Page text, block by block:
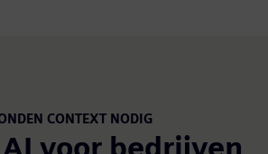
CONTEXT NODIG
voor bedrijven